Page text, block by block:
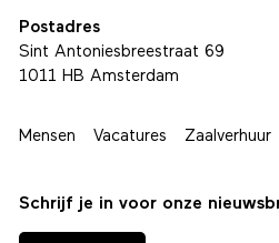
Postadres
Sint Antoniesbreestraat 69
1011 HB Amsterdam
Mensen Vacatures Zaalverhuur
Schrijf je in voor onze